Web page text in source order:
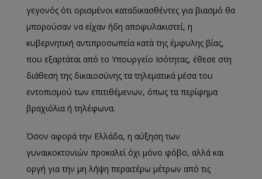
γεγονός ότι ορισμένοι καταδικασθέντες για βιασμό θα
μπορούσαν να είχαν ήδη αποφυλακιστεί, η
κυβερνητική αντιπροσωπεία κατά της έμφυλης βίας,
που εξαρτάται από το Υπουργείο Ισότητας, έθεσε στη
διάθεση της δικαιοσύνης τα τηλεματικά μέσα του
εντοπισμού των επιτιθέμενων, όπως τα περίφημα
βραχιόλια ή τηλέφωνα.
Όσον αφορά την Ελλάδα, η αύξηση των
γυναικοκτονιών προκαλεί όχι μόνο φόβο, αλλά και
οργή για την μη λήψη περαιτέρω μέτρων από τις